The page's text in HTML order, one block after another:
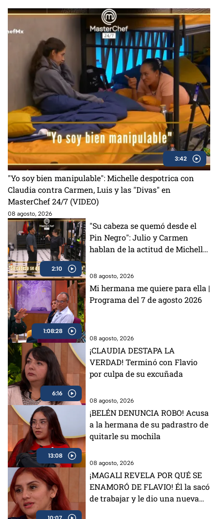
3:42
"Yo soy bien manipulable": Michelle despotrica con
Claudia contra Carmen, Luis y las "Divas" en
MasterChef 24/7 (VIDEO)
08 agosto, 2026
2:10
"Su cabeza se quemó desde el
Pin Negro": Julio y Carmen
hablan de la actitud de Michelle
08 agosto, 2026
1:08:28
Mi hermana me quiere para ella |
Programa del 7 de agosto 2026
08 agosto, 2026
6:16
¡CLAUDIA DESTAPA LA
VERDAD! Terminó con Flavio
por culpa de su excuñada
08 agosto, 2026
13:08
¡BELÉN DENUNCIA ROBO! Acusa
a la hermana de su padrastro de
quitarle su mochila
08 agosto, 2026
¡MAGALI REVELA POR QUÉ SE
ENAMORÓ DE FLAVIO! Él la sacó
de trabajar y le dio una nueva